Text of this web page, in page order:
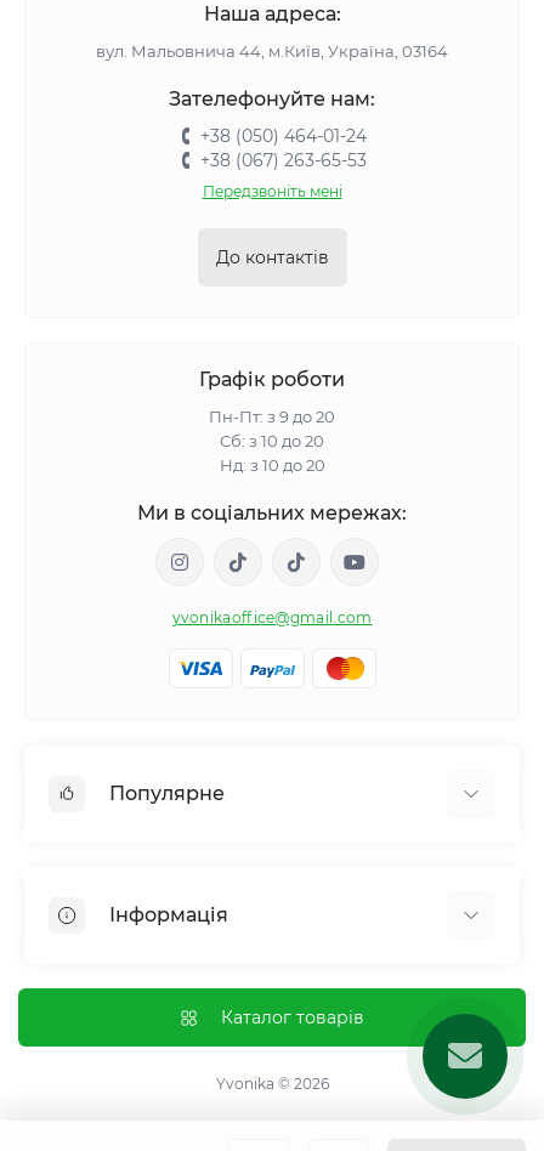
Наша адреса:
вул. Мальовнича 44, м.Київ, Україна, 03164
Зателефонуйте нам:
+38 (050) 464-01-24
+38 (067) 263-65-53
Передзвоніть мені
До контактів
Графік роботи
Пн-Пт: з 9 до 20
Сб: з 10 до 20
Нд: з 10 до 20
Ми в соціальних мережах:
yvonikaoffice@gmail.com
Популярне
Обмін речовин і вага
Імунна система
Гормональний баланс і обмін речовин
Інформація
Оплата і доставка
Обмін та повернення
Каталог товарів
Yvonika © 2026